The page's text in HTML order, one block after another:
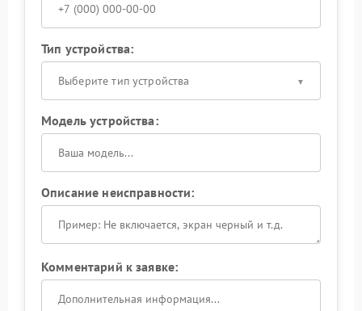
Тип устройства:
Выберите тип устройства
Модель устройства:
Описание неисправности:
Комментарий к заявке: